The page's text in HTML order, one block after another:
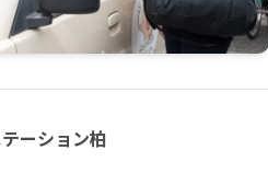
ーション柏